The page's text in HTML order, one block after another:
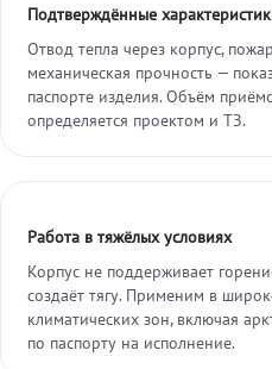
Подтверждённые
Отвод тепла через корпус,
механическая прочность —
паспорте изделия. Объём
определяется проектом и ТЗ.
Работа в тяжёлых условиях
Корпус не поддерживает
создаёт тягу. Применим в
климатических зон, включая
по паспорту на исполнение.